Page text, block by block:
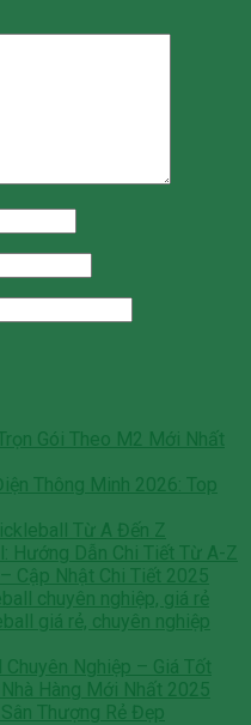
Gói Theo M2 Mới Nhất
Thông Minh 2026: Top
Từ A Đến Z
Hướng Dẫn Chi Tiết Từ A-Z
Cập Nhật Chi Tiết 2025
chuyên nghiệp, giá rẻ
giá rẻ, chuyên nghiệp
Nghiệp – Giá Tốt
Hàng Mới Nhất 2025
Thượng Rẻ Đẹp